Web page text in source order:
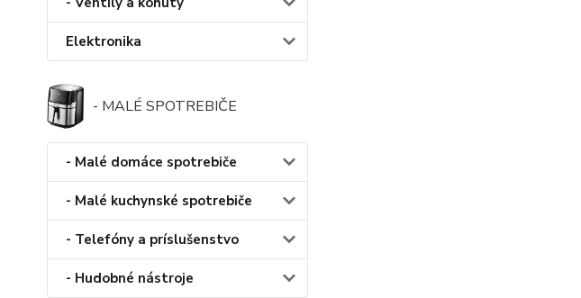
Elektronika
- MALÉ SPOTREBIČE
- Malé domáce spotrebiče
- Malé kuchynské spotrebiče
- Telefóny a príslušenstvo
- Hudobné nástroje